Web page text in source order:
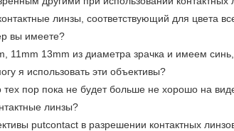
линзы, соответствующий для цвета
вы имеете?
13mm из диаметра зрачка и имеем синь,
я использовать эти объективы?
пор пока не будет больше не хорошо на
линзы?
putcontact в разрешении контактных